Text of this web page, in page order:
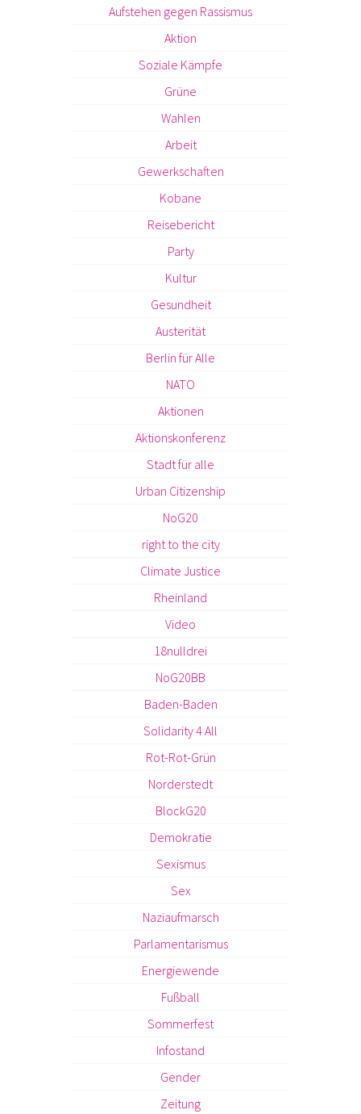
Aufstehen gegen Rassismus
Aktion
Soziale Kämpfe
Grüne
Wahlen
Arbeit
Gewerkschaften
Kobane
Reisebericht
Party
Kultur
Gesundheit
Austerität
Berlin für Alle
NATO
Aktionen
Aktionskonferenz
Stadt für alle
Urban Citizenship
NoG20
right to the city
Climate Justice
Rheinland
Video
18nulldrei
NoG20BB
Baden-Baden
Solidarity 4 All
Rot-Rot-Grün
Norderstedt
BlockG20
Demokratie
Sexismus
Sex
Naziaufmarsch
Parlamentarismus
Energiewende
Fußball
Sommerfest
Infostand
Gender
Zeitung